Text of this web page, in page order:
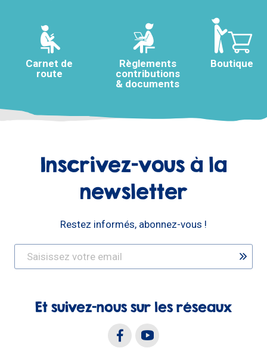
Carnet de
route
Règlements
contributions
& documents
Boutique
Inscrivez-vous à la
newsletter
Restez informés, abonnez-vous !
Et suivez-nous sur les réseaux